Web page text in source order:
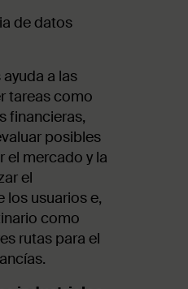
de datos
a las
tareas como
financieras,
posibles
el mercado y la
el
usuarios e,
como
rutas para el